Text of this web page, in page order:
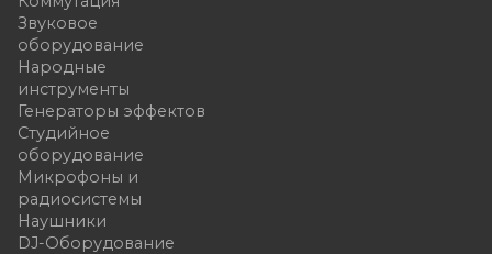
Звуковое
оборудование
Народные
инструменты
Генераторы эффектов
Студийное
оборудование
Микрофоны и
радиосистемы
Наушники
DJ-Оборудование